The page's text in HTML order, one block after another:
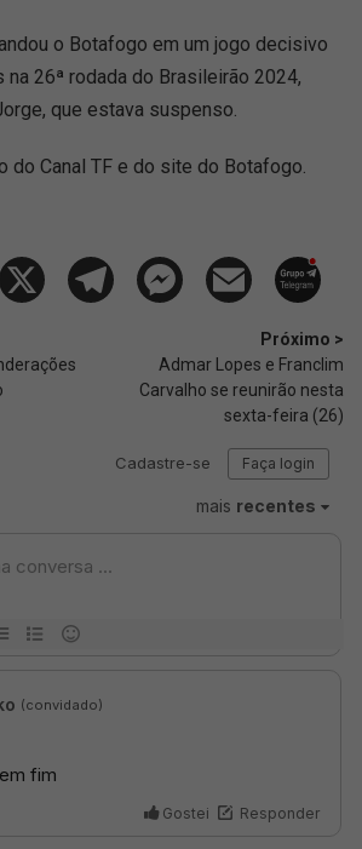
o Botafogo em um jogo decisivo
na 26ª rodada do Brasileirão 2024,
que estava suspenso.
do Canal TF e do site do Botafogo.
Próximo >
Admar Lopes e Franclim
Carvalho se reunirão nesta
sexta-feira (26)